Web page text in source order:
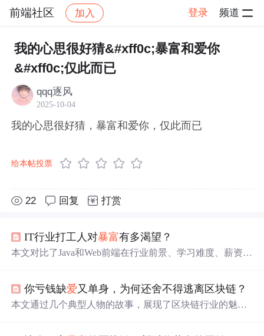
前端社区 加入 登录 频道
社区 前端社区 感慨 帖子详情
我的心思很好猜&#xff0c;暴富和爱你
&#xff0c;仅此而已
qqq逐风
2025-10-04
我的心思很好猜，暴富和爱你，仅此而已
给本帖投票
22 回复 打赏
IT行业打工人对暴富有多渴望？
本文对比了Java和Web前端在行业前景、学习难度、薪资待
日益增长，学习曲线较平缓。两者薪资待遇相近，选择取
决于个人兴趣和毅力。适合自己的编程语言，加上不断学
你亏钱缺爱又单身，为何还舍不得逃离区块链？
本文通过几个典型人物的故事，展现了区块链行业的魅力